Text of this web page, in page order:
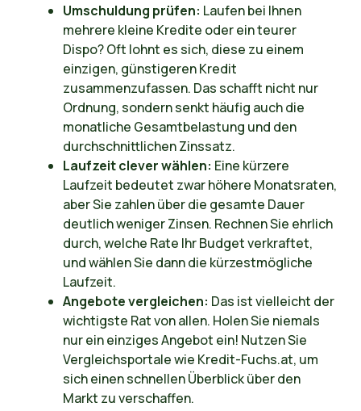
Umschuldung prüfen: Laufen bei Ihnen
mehrere kleine Kredite oder ein teurer
Dispo? Oft lohnt es sich, diese zu einem
einzigen, günstigeren Kredit
zusammenzufassen. Das schafft nicht nur
Ordnung, sondern senkt häufig auch die
monatliche Gesamtbelastung und den
durchschnittlichen Zinssatz.
Laufzeit clever wählen: Eine kürzere
Laufzeit bedeutet zwar höhere Monatsraten,
aber Sie zahlen über die gesamte Dauer
deutlich weniger Zinsen. Rechnen Sie ehrlich
durch, welche Rate Ihr Budget verkraftet,
und wählen Sie dann die kürzestmögliche
Laufzeit.
Angebote vergleichen: Das ist vielleicht der
wichtigste Rat von allen. Holen Sie niemals
nur ein einziges Angebot ein! Nutzen Sie
Vergleichsportale wie Kredit-Fuchs.at, um
sich einen schnellen Überblick über den
Markt zu verschaffen.